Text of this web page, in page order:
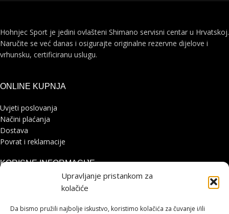
Upravljanje pristankom za
kolačiće
Da bismo pružili najbolje iskustvo, koristimo kolačića za čuvanje i/ili
Hohnjec Sport je jedini ovlašteni Shimano servisni centar u Hrvatskoj.
Naručite se već danas i osigurajte originalne rezervne dijelove i
vrhunsku, certificiranu uslugu.
ONLINE KUPNJA
Uvjeti poslovanja
Načini plaćanja
Dostava
Povrat i reklamacije
KORISNE INFORMACIJE
Zaštita osobnih podataka
Pohvale i prigovori